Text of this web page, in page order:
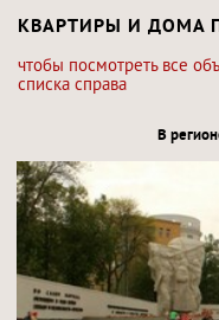
КВАРТИРЫ И ДОМА
чтобы посмотреть все
списка справа
В